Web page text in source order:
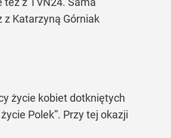
Katarzyną Górniak
życie kobiet dotkniętych
Polek”. Przy tej okazji